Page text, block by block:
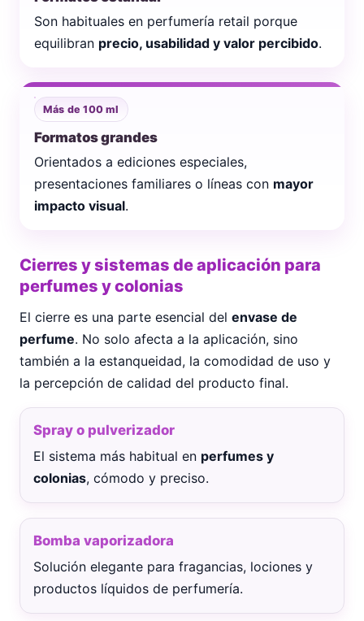
Son habituales en perfumería retail porque
equilibran precio, usabilidad y valor percibido.
Más de 100 ml
Formatos grandes
Orientados a ediciones especiales,
presentaciones familiares o líneas con mayor
impacto visual.
Cierres y sistemas de aplicación para
perfumes y colonias
El cierre es una parte esencial del envase de
perfume. No solo afecta a la aplicación, sino
también a la estanqueidad, la comodidad de uso y
la percepción de calidad del producto final.
Spray o pulverizador
El sistema más habitual en perfumes y
colonias, cómodo y preciso.
Bomba vaporizadora
Solución elegante para fragancias, lociones y
productos líquidos de perfumería.